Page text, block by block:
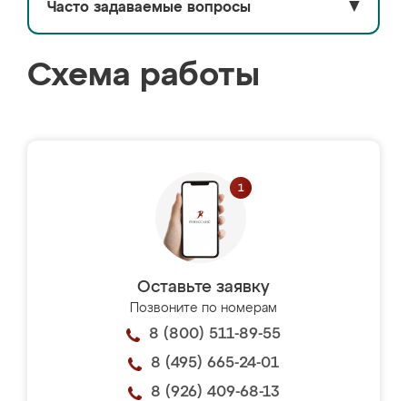
Часто задаваемые вопросы ▼
Схема работы
Оставьте заявку
Позвоните по номерам
8 (800) 511-89-55
8 (495) 665-24-01
8 (926) 409-68-13